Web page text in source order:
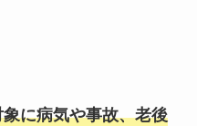
に病気や事故、老後